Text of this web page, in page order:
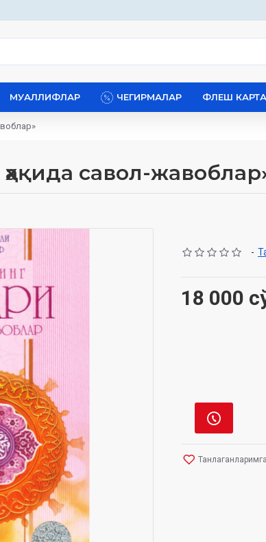
МУАЛЛИФЛАР ЧЕГИРМАЛАР ФЛЕШ
савол-
-
18 000